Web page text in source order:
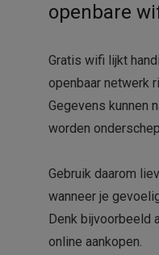
openbare
Gratis wifi lijkt
openbaar netwerk
Gegevens kunnen
worden
Gebruik daarom
wanneer je
Denk bijvoorbeeld
online aankopen.